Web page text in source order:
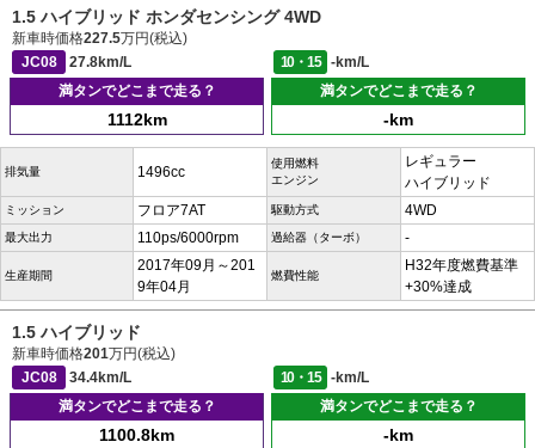
1.5 ハイブリッド ホンダセンシング 4WD
新車時価格227.5万円(税込)
JC08
27.8km/L 10・15
-km/L
満タンでどこまで走る？
1112km
満タンでどこまで走る？
-km
排気量 1496cc
使用燃料
エンジン
レギュラー
ハイブリッド
ミッション フロア7AT 駆動方式 4WD
最大出力 110ps/6000rpm 過給器（ターボ） -
生産期間
2017年09月～201
9年04月
燃費性能
H32年度燃費基準
+30%達成
1.5 ハイブリッド
新車時価格201万円(税込)
JC08
34.4km/L 10・15
-km/L
満タンでどこまで走る？
1100.8km
満タンでどこまで走る？
-km